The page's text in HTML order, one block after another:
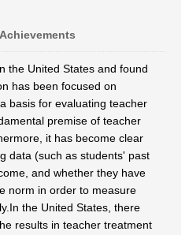
the United States and found
has been focused on
basis for evaluating teacher
premise of teacher
it has become clear
data (such as students' past
and whether they have
norm in order to measure
the United States, there
results in teacher treatment